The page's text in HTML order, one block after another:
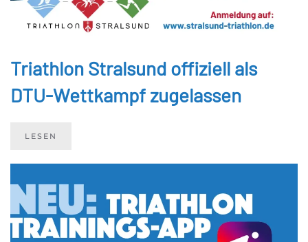
Triathlon Stralsund offiziell als
DTU-Wettkampf zugelassen
LESEN